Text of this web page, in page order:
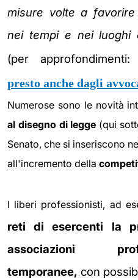
misure volte a
nei tempi e nei luoghi
(per
presto anche dagli
Numerose sono le novità
al disegno di legge (qui
Senato, che si inseriscono
all'incremento della
I liberi professionisti, ad
reti di esercenti la
associazioni
temporanee, con